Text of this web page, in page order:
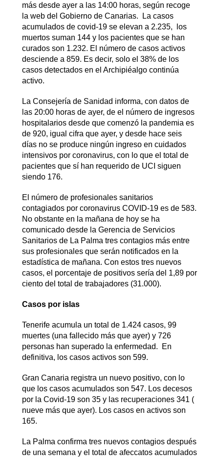
más desde ayer a las 14:00 horas, según recoge
la web del Gobierno de Canarias. La casos
acumulados de covid-19 se elevan a 2.235, los
muertos suman 144 y los pacientes que se han
curados son 1.232. El número de casos activos
desciende a 859. Es decir, solo el 38% de los
casos detectados en el Archipiéalgo continúa
activo.
La Consejería de Sanidad informa, con datos de
las 20:00 horas de ayer, de el número de ingresos
hospitalarios desde que comenzó la pandemia es
de 920, igual cifra que ayer, y desde hace seis
días no se produce ningún ingreso en cuidados
intensivos por coronavirus, con lo que el total de
pacientes que sí han requerido de UCI siguen
siendo 176.
El número de profesionales sanitarios
contagiados por coronavirus COVID-19 es de 583.
No obstante en la mañana de hoy se ha
comunicado desde la Gerencia de Servicios
Sanitarios de La Palma tres contagios más entre
sus profesionales que serán notificados en la
estadística de mañana. Con estos tres nuevos
casos, el porcentaje de positivos sería del 1,89 por
ciento del total de trabajadores (31.000).
Casos por islas
Tenerife acumula un total de 1.424 casos, 99
muertes (una fallecido más que ayer) y 726
personas han superado la enfermedad. En
definitiva, los casos activos son 599.
Gran Canaria registra un nuevo positivo, con lo
que los casos acumulados son 547. Los decesos
por la Covid-19 son 35 y las recuperaciones 341 (
nueve más que ayer). Los casos en activos son
165.
La Palma confirma tres nuevos contagios después
de una semana y el total de afeccatos acumulados